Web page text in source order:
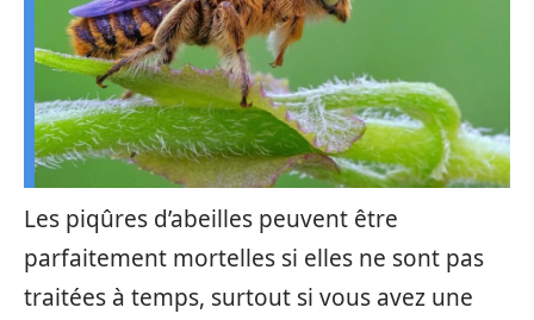
Les piqûres d’abeilles peuvent être
parfaitement mortelles si elles ne sont pas
traitées à temps, surtout si vous avez une